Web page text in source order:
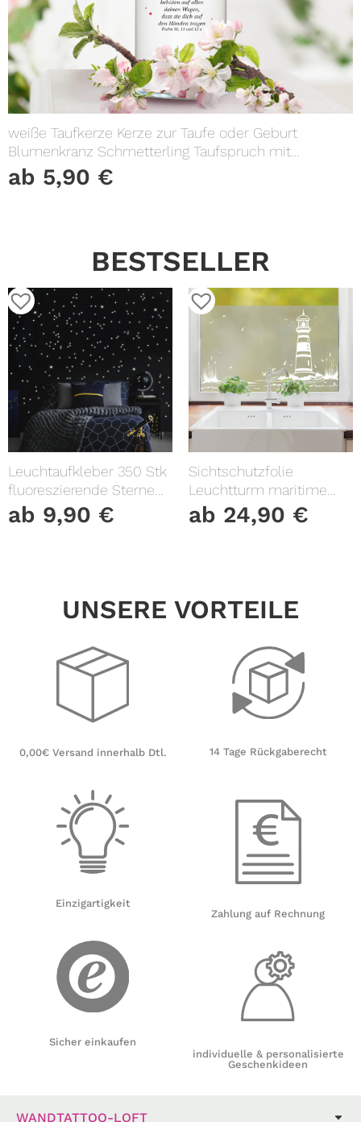
weiße Taufkerze Kerze zur Taufe oder Geburt
Blumenkranz Schmetterling Taufspruch mit
Wunschname & Datum
ab 5,90 €
BESTSELLER
Leuchtaufkleber 350 Stk
fluoreszierende Sterne
und Punkte leuchten im
Dunklen Kinderzimmer
ab 9,90 €
Sichtschutzfolie
Leuchtturm maritime
Fensterfolie Fensterdeko
Milchglasfolie
ab 24,90 €
UNSERE VORTEILE
0,00€ Versand innerhalb Dtl.
Einzigartigkeit
Sicher einkaufen
14 Tage Rückgaberecht
Zahlung auf Rechnung
individuelle & personalisierte
Geschenkideen
WANDTATTOO-LOFT